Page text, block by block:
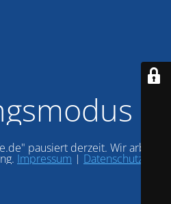
pausiert derzeit. Wir arbeiten
Impressum | Datenschutz